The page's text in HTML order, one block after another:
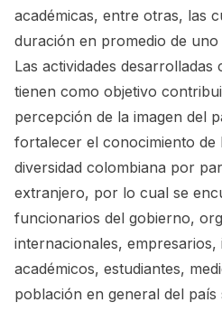
académicas, entre otras, las
duración en promedio de
Las actividades
tienen como objetivo
percepción de la imagen del
fortalecer el conocimiento de
diversidad colombiana por
extranjero, por lo cual se
funcionarios del gobierno,
internacionales, empresarios,
académicos, estudiantes,
población en general del país